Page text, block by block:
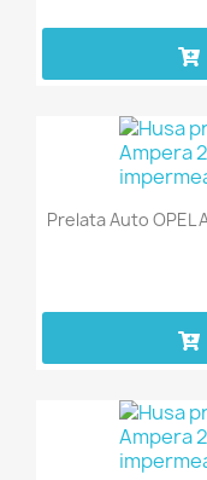
Prelata Auto OPEL